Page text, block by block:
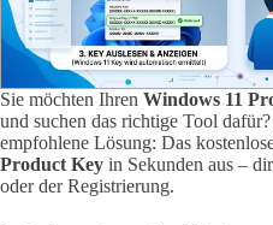
Sie möchten Ihren Windows 11
und suchen das richtige Tool dafür?
empfohlene Lösung: Das
Product Key in Sekunden aus –
oder der Registrierung.